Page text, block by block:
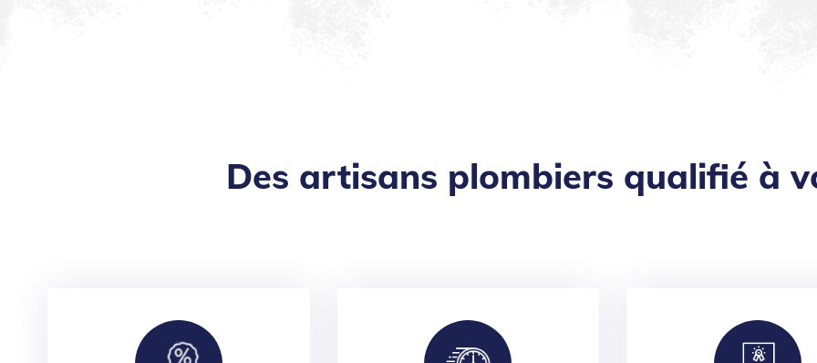
Des artisans plombiers qualifié à